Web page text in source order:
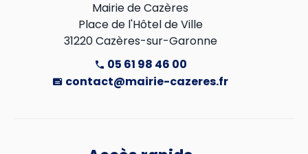
Mairie de Cazères
Place de l'Hôtel de Ville
31220 Cazères-sur-Garonne
05 61 98 46 00
contact@mairie-cazeres.fr